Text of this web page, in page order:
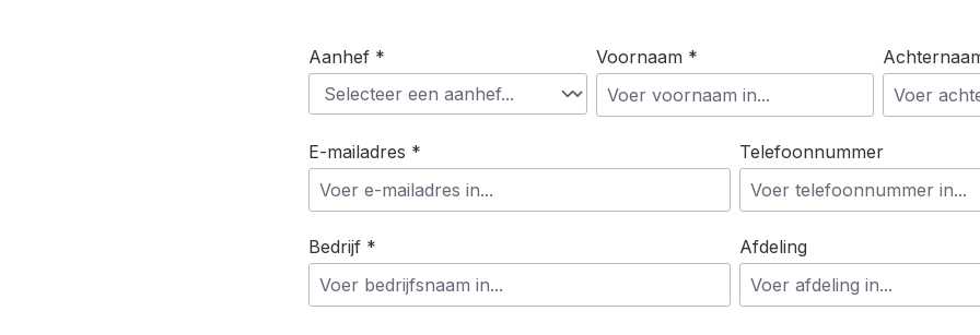
Aanhef * Voornaam *
E-mailadres * Telefoonnummer
Bedrijf * Afdeling